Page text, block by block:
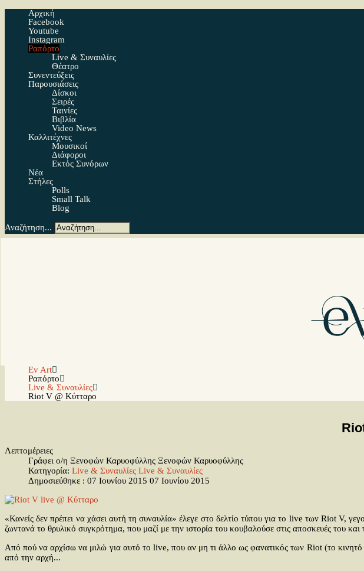
Αρχική
Facebook
Youtube
Instagram
Ραπόρτο
Live & Συναυλίες
Θέατρο
Συνεντεύξεις
Παρουσιάσεις
Δίσκοι
Σειρές
Ταινίες
Βιβλία
Video News
Καλλιτέχνες
Μουσικοί
Διάφοροι
Εκτός Συνόρων
Νέα
Στήλες
Polls
Small Talk
Blog
Αναζήτηση...
Ev Art
Ραπόρτο
Live & Συναυλίες
Riot V @ Κύτταρο
Λεπτομέρειες
Γράφει ο/η Ξενοφών Καρυοφύλλης Ξενοφών Καρυοφύλλης
Κατηγορία: Live & Συναυλίες Live & Συναυλίες
Δημοσιεύθηκε : 07 Ιουνίου 2015 07 Ιουνίου 2015
«Κανείς δεν πρέπει να χάσει αυτή τη συναυλία» έλεγε στο δελτίο τύπου για το live των Riot V,
ζωντανά το θρυλικό συγκρότημα, που μαζί με την ιστορία του κουβαλούσε στις αποσκευές του
Από πού να αρχίσω να μιλώ για αυτό το live, που αν μη τι άλλο ως φανατικός των Riot (το κινητό
από την αρχή...